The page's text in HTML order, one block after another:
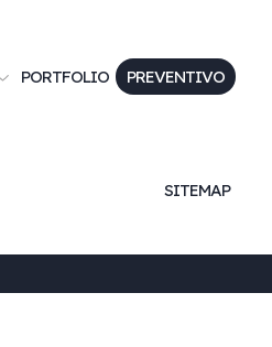
PORTFOLIO PREVENTIVO
SITEMAP